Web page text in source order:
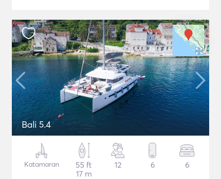
Bali 5.4
Katamaran
55 ft
17 m
12 6 6